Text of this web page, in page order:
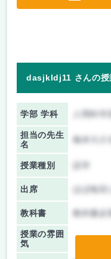
dasjkldj11 さんの授
学部 学科
担当の先生
名
梅本大介
授業種別
出席 ほぼ毎回
教科書 教科書必
授業の雰囲
気